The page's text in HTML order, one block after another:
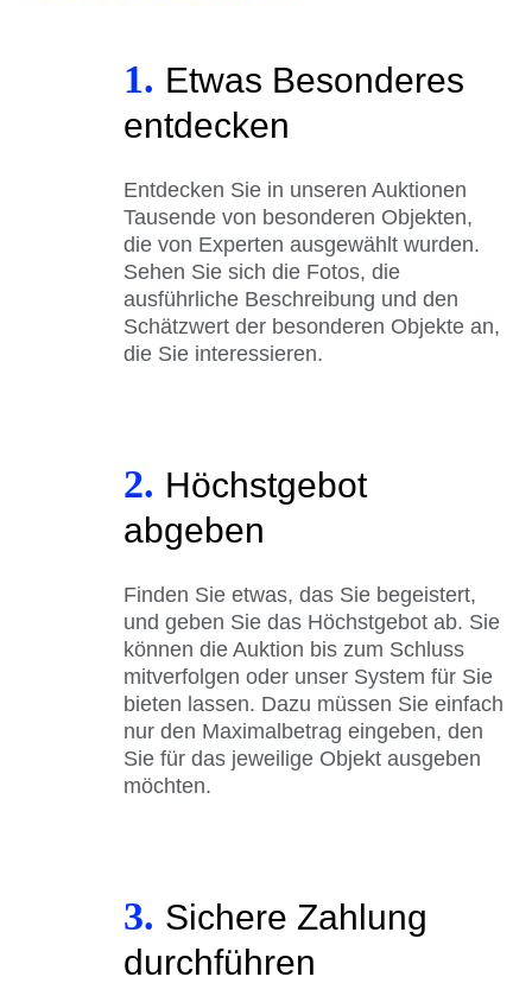
1. Etwas Besonderes
entdecken
Entdecken Sie in unseren Auktionen
Tausende von besonderen Objekten,
die von Experten ausgewählt wurden.
Sehen Sie sich die Fotos, die
ausführliche Beschreibung und den
Schätzwert der besonderen Objekte an,
die Sie interessieren.
2. Höchstgebot
abgeben
Finden Sie etwas, das Sie begeistert,
und geben Sie das Höchstgebot ab. Sie
können die Auktion bis zum Schluss
mitverfolgen oder unser System für Sie
bieten lassen. Dazu müssen Sie einfach
nur den Maximalbetrag eingeben, den
Sie für das jeweilige Objekt ausgeben
möchten.
3. Sichere Zahlung
durchführen